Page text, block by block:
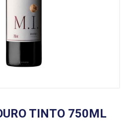
TINTO 750ML